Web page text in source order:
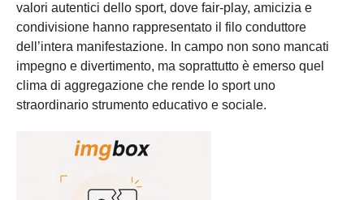
valori autentici dello sport, dove fair-play, amicizia e
condivisione hanno rappresentato il filo conduttore
dell’intera manifestazione. In campo non sono mancati
impegno e divertimento, ma soprattutto è emerso quel
clima di aggregazione che rende lo sport uno
straordinario strumento educativo e sociale.